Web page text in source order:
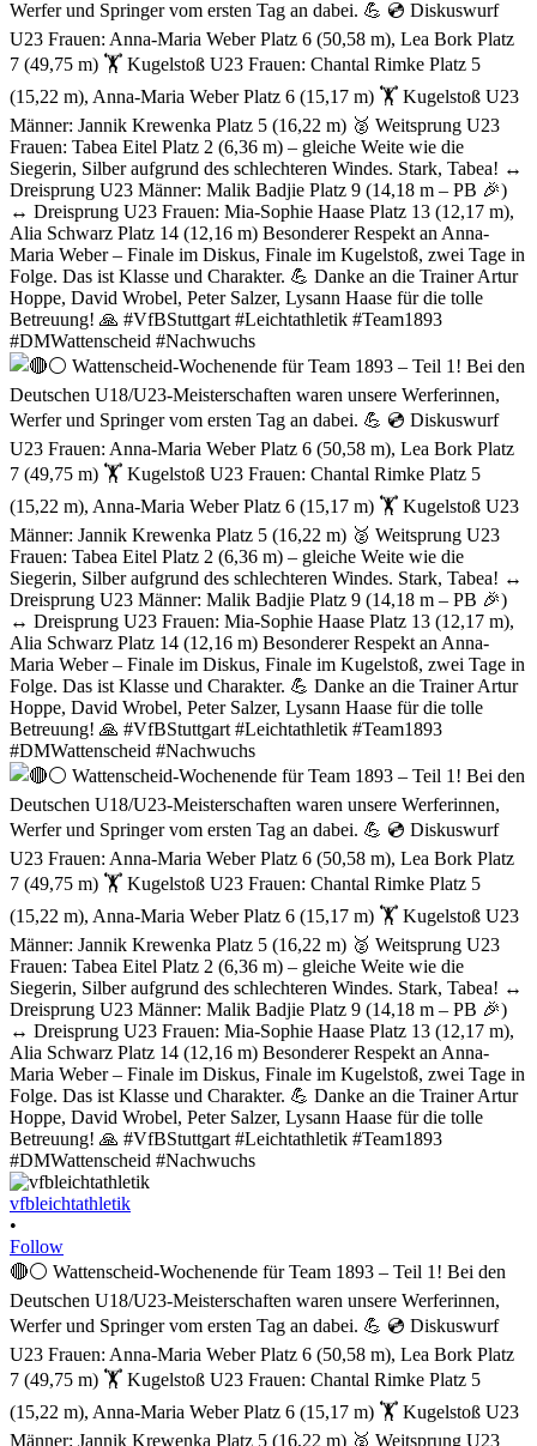
vfbleichtathletik
•
Follow
🔴⚪ Wattenscheid-Wochenende für Team 1893 – Teil 1! Bei den
Deutschen U18/U23-Meisterschaften waren unsere Werferinnen,
Werfer und Springer vom ersten Tag an dabei. 💪 💿 Diskuswurf
U23 Frauen: Anna-Maria Weber Platz 6 (50,58 m), Lea Bork Platz
7 (49,75 m) 🏋️ Kugelstoß U23 Frauen: Chantal Rimke Platz 5
(15,22 m), Anna-Maria Weber Platz 6 (15,17 m) 🏋️ Kugelstoß U23
Männer: Jannik Krewenka Platz 5 (16,22 m) 🥈 Weitsprung U23